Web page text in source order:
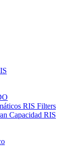
RIS Filters
Capacidad RIS